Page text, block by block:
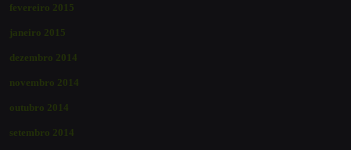
fevereiro 2015
janeiro 2015
dezembro 2014
novembro 2014
outubro 2014
setembro 2014